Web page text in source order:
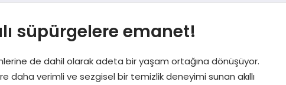
süpürgelere emanet!
de dahil olarak adeta bir yaşam ortağına dönüşüyor.
verimli ve sezgisel bir temizlik deneyimi sunan akıllı